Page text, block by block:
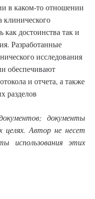
в каком-то отношении
клинического
как достоинства так и
Разработанные
исследования
обеспечивают
и отчета, а также
разделов
документы
целях. Автор не несет
использования этих